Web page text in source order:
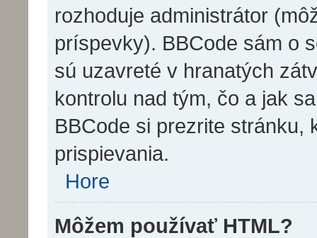
rozhoduje administrátor
príspevky). BBCode sám o
sú uzavreté v hranatých
kontrolu nad tým, čo a jak
BBCode si prezrite stránku,
prispievania.
Hore
Môžem používať HTML?